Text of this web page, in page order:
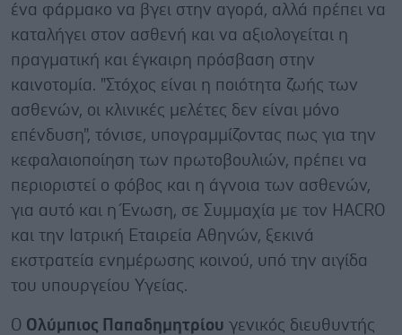
ένα φάρμακο να βγει στην αγορά, αλλά πρέπει να
καταλήγει στον ασθενή και να αξιολογείται η
πραγματική και έγκαιρη πρόσβαση στην
καινοτομία. "Στόχος είναι η ποιότητα ζωής των
ασθενών, οι κλινικές μελέτες δεν είναι μόνο
επένδυση", τόνισε, υπογραμμίζοντας πως για την
κεφαλαιοποίηση των πρωτοβο­υλιών, πρέπει να
περιοριστεί ο φόβος και η άγνοια των ασθενών,
για αυτό και η Ένωση, σε Συμμαχία με τον HACRO
και την Ιατρική Εταιρεία Αθηνών, ξεκινά
εκστρατεία ενημέρωσης κοινού, υπό την αιγίδα
του υπουργείου Υγείας.
Ο Ολύμπιος Παπαδημητρίου γενικός διευθυντής